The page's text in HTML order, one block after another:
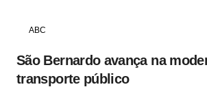
ABC
São Bernardo avança na
transporte público